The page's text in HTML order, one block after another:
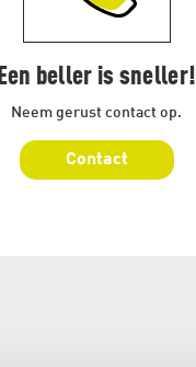
Een beller is sneller!
Neem gerust contact op.
Contact